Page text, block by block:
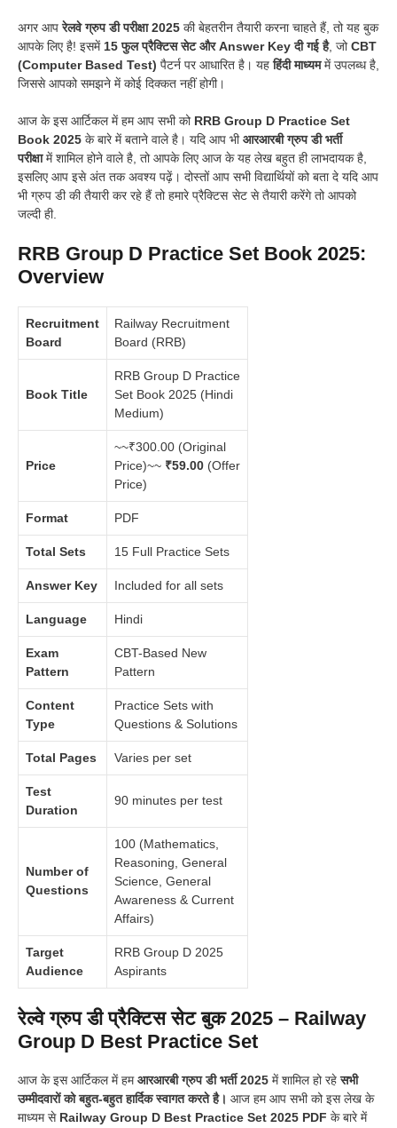
अगर आपरेलवे ग्रुप डी परीक्षा 2025 की बेहतरीन तैयारी करना चाहते हैं, तो यह बुक
आपके लिए है! इसमें15 फुल प्रैक्टिस सेट और Answer Key दी गई है, जोCBT
(Computer Based Test) पैटर्न पर आधारित है। यहहिंदी माध्यममें उपलब्ध है,
जिससे आपको समझने में कोई दिक्कत नहीं होगी।
आज के इस आर्टिकल में हम आप सभी को RRB Group D Practice Set
Book 2025 के बारे में बताने वाले है। यदि आप भीआरआरबी ग्रुप डी भर्ती
परीक्षामें शामिल होने वाले है, तो आपके लिए आज के यह लेख बहुत ही लाभदायक है,
इसलिए आप इसे अंत तक अवश्य पढ़ें। दोस्तों आप सभी विद्यार्थियों को बता दे यदि आप
भी ग्रुप डी की तैयारी कर रहे हैं तो हमारे प्रैक्टिस सेट से तैयारी करेंगे तो आपको
जल्दी ही.
RRB Group D Practice Set Book 2025:
Overview
Recruitment
Board
Railway Recruitment
Board (RRB)
Book Title
RRB Group D Practice
Set Book 2025 (Hindi
Medium)
Price
~~₹300.00 (Original
Price)~~ ₹59.00 (Offer
Price)
Format PDF
Total Sets 15 Full Practice Sets
Answer Key Included for all sets
Language Hindi
Exam
Pattern
CBT-Based New
Pattern
Content
Type
Practice Sets with
Questions & Solutions
Total Pages Varies per set
Test
Duration
90 minutes per test
Number of
Questions
100 (Mathematics,
Reasoning, General
Science, General
Awareness & Current
Affairs)
Target
Audience
RRB Group D 2025
Aspirants
रेल्वे ग्रुप डी प्रैक्टिस सेट बुक 2025 – Railway
Group D Best Practice Set
आज के इस आर्टिकल में हमआरआरबी ग्रुप डी भर्ती 2025 में शामिल हो रहेसभी
उम्मीदवारों को बहुत-बहुत हार्दिक स्वागत करते है। आज हम आप सभी को इस लेख के
माध्यम सेRailway Group D Best Practice Set 2025 PDF के बारे में